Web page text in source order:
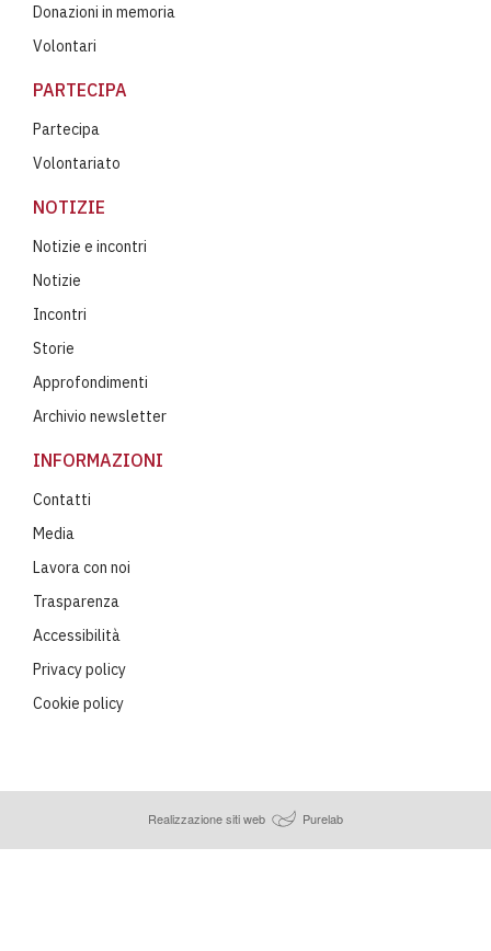
Donazioni in memoria
Volontari
PARTECIPA
Partecipa
Volontariato
NOTIZIE
Notizie e incontri
Notizie
Incontri
Storie
Approfondimenti
Archivio newsletter
INFORMAZIONI
Contatti
Media
Lavora con noi
Trasparenza
Accessibilità
Privacy policy
Cookie policy
Realizzazione siti web Purelab